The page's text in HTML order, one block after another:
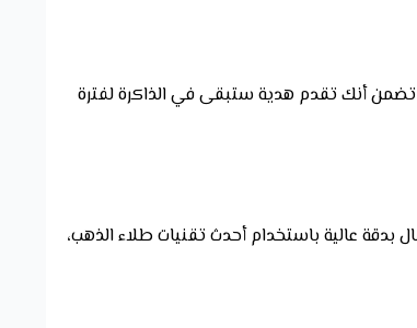
أنك تقدم هدية ستبقى في الذاكرة لفترة
عالية باستخدام أحدث تقنيات طلاء الذهب،